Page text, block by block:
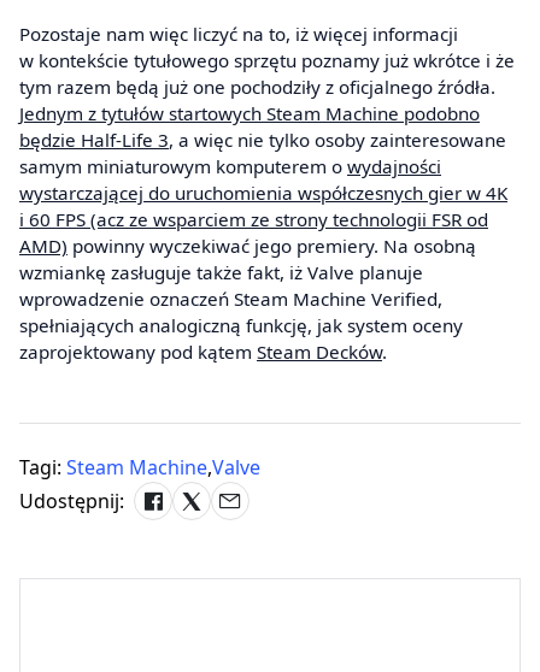
Pozostaje nam więc liczyć na to, iż więcej informacji
w kontekście tytułowego sprzętu poznamy już wkrótce i że
tym razem będą już one pochodziły z oficjalnego źródła.
Jednym z tytułów startowych Steam Machine podobno
będzie Half-Life 3, a więc nie tylko osoby zainteresowane
samym miniaturowym komputerem o wydajności
wystarczającej do uruchomienia współczesnych gier w 4K
i 60 FPS (acz ze wsparciem ze strony technologii FSR od
AMD) powinny wyczekiwać jego premiery. Na osobną
wzmiankę zasługuje także fakt, iż Valve planuje
wprowadzenie oznaczeń Steam Machine Verified,
spełniających analogiczną funkcję, jak system oceny
zaprojektowany pod kątem Steam Decków.
Tagi: Steam Machine,Valve
Udostępnij: